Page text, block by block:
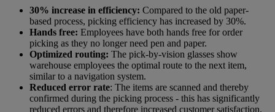
30% increase in efficiency: Compared to the old paper-
based process, picking efficiency has increased by 30%.
Hands free: Employees have both hands free for order
picking as they no longer need pen and paper.
Optimized routing: The pick-by-vision glasses show
warehouse employees the optimal route to the next item,
similar to a navigation system.
Reduced error rate: The items are scanned and thereby
confirmed during the picking process - this has significantly
reduced errors and therefore increased customer satisfaction.